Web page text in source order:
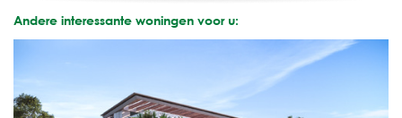
Andere interessante woningen voor u: